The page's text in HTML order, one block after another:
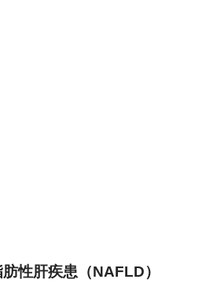
性肝疾患（NAFLD）